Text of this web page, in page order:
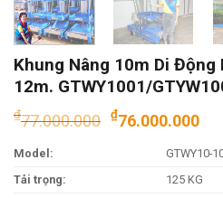
Khung Nâng 10m Di Động
12m. GTWY1001/
₫77.000.000 Giá
₫76.000.000Giá
là:
Model:
GTWY10-
Tải trọng:
125 KG